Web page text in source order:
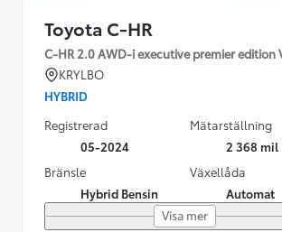
Toyota C-HR
C-HR 2.0 AWD-i executive premier edition
KRYLBO
HYBRID
Registrerad
05-2024
Mätarställning
2 368 mil
Bränsle
Hybrid Bensin
Växellåda
Automat
Visa mer